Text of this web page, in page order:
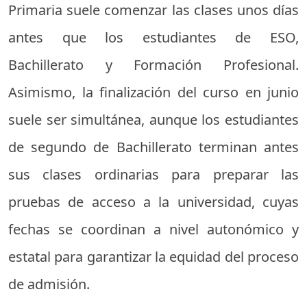
Primaria suele comenzar las clases unos días
antes que los estudiantes de ESO,
Bachillerato y Formación Profesional.
Asimismo, la finalización del curso en junio
suele ser simultánea, aunque los estudiantes
de segundo de Bachillerato terminan antes
sus clases ordinarias para preparar las
pruebas de acceso a la universidad, cuyas
fechas se coordinan a nivel autonómico y
estatal para garantizar la equidad del proceso
de admisión.